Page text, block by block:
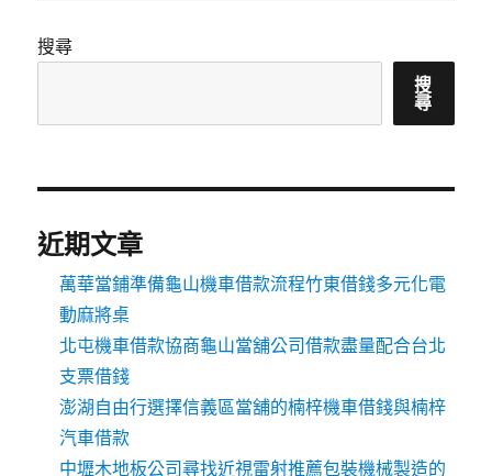
搜尋
搜
尋
近期文章
萬華當鋪準備龜山機車借款流程竹東借錢多元化電
動麻將桌
北屯機車借款協商龜山當舖公司借款盡量配合台北
支票借錢
澎湖自由行選擇信義區當舖的楠梓機車借錢與楠梓
汽車借款
中壢木地板公司尋找近視雷射推薦包裝機械製造的